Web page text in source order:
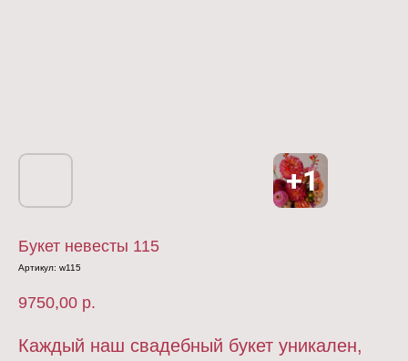
Букет невесты 115
Артикул: w115
9750,00 р.
Каждый наш свадебный букет уникален,